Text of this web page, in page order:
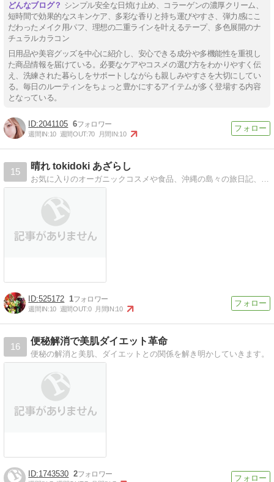
シンプル安全な日焼け止め、コラーゲンの濃厚クリーム、
短時間で効果的なスキンケア、多彩な香りと持ち運びやすさ、弾力感にこ
だわったメイク用パフ、理想の二重ラインを叶えるテープ、多色展開のナ
チュラルカラコン
日用品や美容グッズを中心に紹介し、安心できる成分や多機能性を重視し
た商品情報を届けている。必要なケアやコスメの選び方をわかりやすく伝
え、洗練された暮らしをサポートしながらも親しみやすさを大切にしてい
る。毎日のルーティンをちょっと豊かにするアイテムが多く登場する内容
となっている。
2041105 6
週間IN:10 週間OUT:70 月間IN:10
15
晴れ tokidoki あざらし
お気に入りのオーガニックコスメや食品、沖縄の島々の旅日記、日々のコトを綴っています。
525172 1
週間IN:10 週間OUT:0 月間IN:10
16
便秘解消で美肌ダイエット革命
便秘の解消と美肌、ダイエットとの関係を解き明かしていきます。
1743530 2